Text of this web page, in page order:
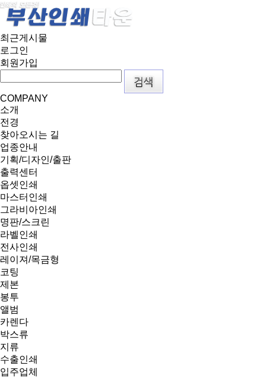
최근게시물
로그인
회원가입
COMPANY
소개
전경
찾아오시는 길
업종안내
기획/디자인/출판
출력센터
옵셋인쇄
마스터인쇄
그라비아인쇄
명판/스크린
라벨인쇄
전사인쇄
레이져/목금형
코팅
제본
봉투
앨범
카렌다
박스류
지류
수출인쇄
입주업체